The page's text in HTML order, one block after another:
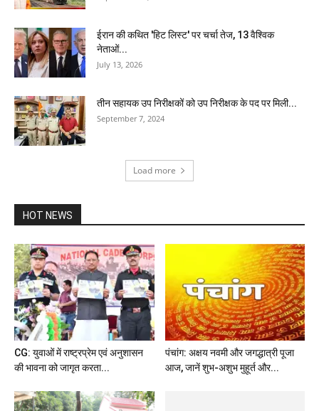
ईरान की कथित 'हिट लिस्ट' पर चर्चा तेज, 13 वैश्विक
नेताओं...
July 13, 2026
तीन सहायक उप निरीक्षकों को उप निरीक्षक के पद पर मिली...
September 7, 2024
Load more
HOT NEWS
CG: युवाओं में राष्ट्रप्रेम एवं अनुशासन
की भावना को जागृत करता...
पंचांग: अक्षय नवमी और जगद्धात्री पूजा
आज, जानें शुभ-अशुभ मुहूर्त और...